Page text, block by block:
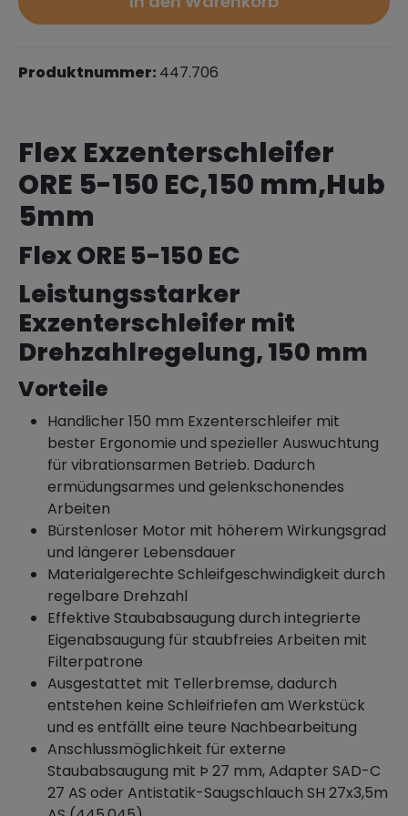
Produktnummer: 447.706
Flex Exzenterschleifer
ORE 5-150 EC,150 mm,Hub
5mm
Flex ORE 5-150 EC
Leistungsstarker
Exzenterschleifer mit
Drehzahlregelung, 150 mm
Vorteile
Handlicher 150 mm Exzenterschleifer mit
bester Ergonomie und spezieller Auswuchtung
für vibrationsarmen Betrieb. Dadurch
ermüdungsarmes und gelenkschonendes
Arbeiten
Bürstenloser Motor mit höherem Wirkungsgrad
und längerer Lebensdauer
Materialgerechte Schleifgeschwindigkeit durch
regelbare Drehzahl
Effektive Staubabsaugung durch integrierte
Eigenabsaugung für staubfreies Arbeiten mit
Filterpatrone
Ausgestattet mit Tellerbremse, dadurch
entstehen keine Schleifriefen am Werkstück
und es entfällt eine teure Nachbearbeitung
Anschlussmöglichkeit für externe
Staubabsaugung mit Þ 27 mm, Adapter SAD-C
27 AS oder Antistatik-Saugschlauch SH 27x3,5m